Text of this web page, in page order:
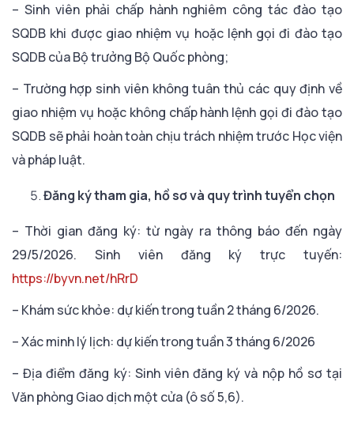
– Sinh viên phải chấp hành nghiêm công tác đào tạo
SQDB khi được giao nhiệm vụ hoặc lệnh gọi đi đào tạo
SQDB của Bộ trưởng Bộ Quốc phòng;
– Trường hợp sinh viên không tuân thủ các quy định về
giao nhiệm vụ hoặc không chấp hành lệnh gọi đi đào tạo
SQDB sẽ phải hoàn toàn chịu trách nhiệm trước Học viện
và pháp luật.
Đăng ký tham gia, hồ sơ và quy trình tuyển chọn
– Thời gian đăng ký: từ ngày ra thông báo đến ngày
29/5/2026. Sinh viên đăng ký trực tuyến:
https://byvn.net/hRrD
– Khám sức khỏe: dự kiến trong tuần 2 tháng 6/2026.
– Xác minh lý lịch: dự kiến trong tuần 3 tháng 6/2026
– Địa điểm đăng ký: Sinh viên đăng ký và nộp hồ sơ tại
Văn phòng Giao dịch một cửa (ô số 5,6).